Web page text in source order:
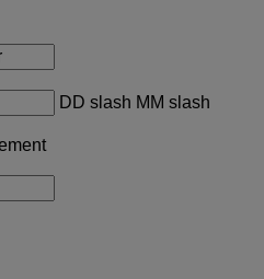
DD slash MM slash